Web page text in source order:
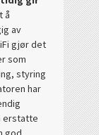
å
av
gjør det
som
styring
har
erstatte